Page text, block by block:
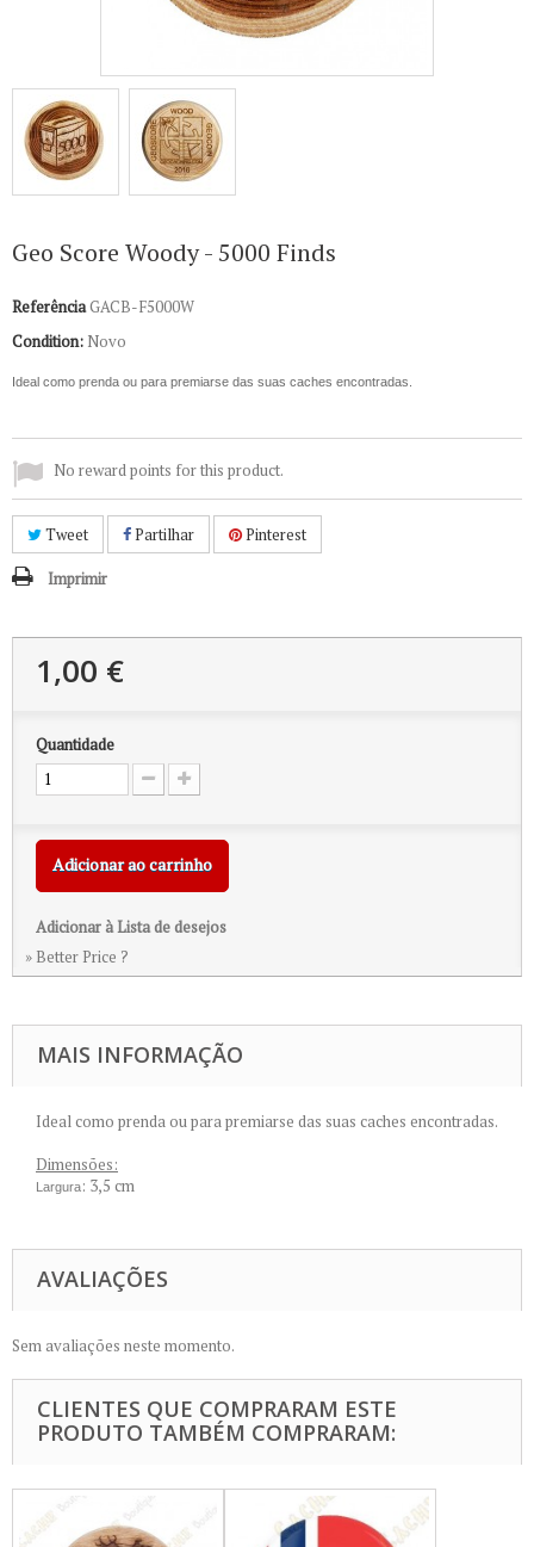
Geo Score Woody - 5000 Finds
ReferênciaGACB-F5000W
Condition: Novo
Ideal como prenda ou para premiarse das suas caches encontradas.
No reward points for this product.
Tweet Partilhar Pinterest
Imprimir
1,00 €
Quantidade
Adicionar ao carrinho
Adicionar à Lista de desejos
» Better Price ?
MAIS INFORMAÇÃO
Ideal como prenda ou para premiarse das suas caches encontradas.
Dimensões:
Largura: 3,5 cm
AVALIAÇÕES
Sem avaliações neste momento.
CLIENTES QUE COMPRARAM ESTE
PRODUTO TAMBÉM COMPRARAM: